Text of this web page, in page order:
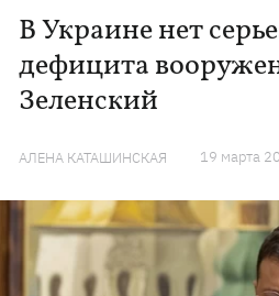
В Украине нет
дефицита
Зеленский
АЛЕНА КАТАШИНСКАЯ 19 марта